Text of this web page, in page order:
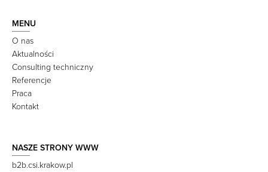
MENU
O nas
Aktualności
Consulting techniczny
Referencje
Praca
Kontakt
NASZE STRONY WWW
b2b.csi.krakow.pl